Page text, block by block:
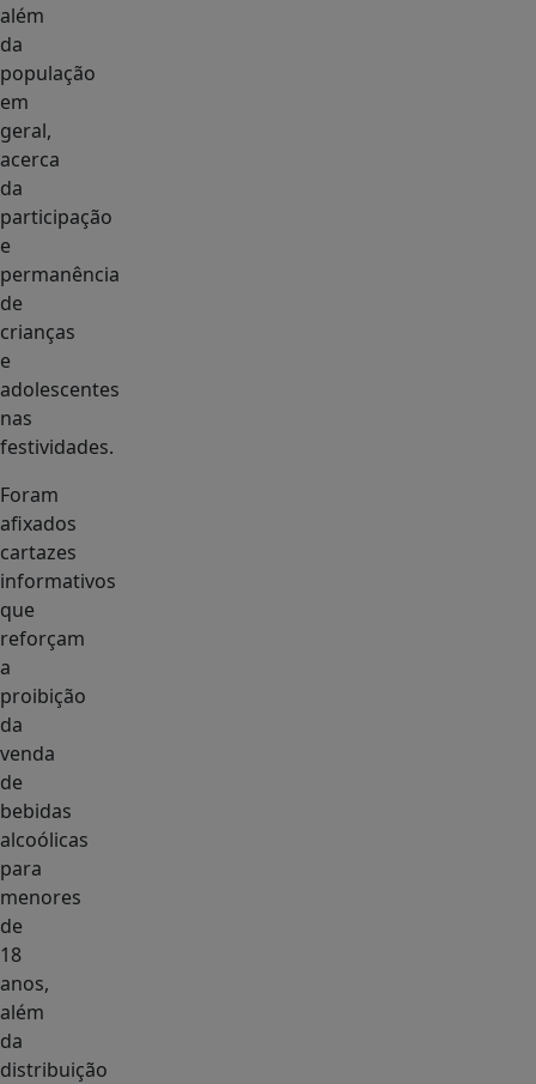
além
da
população
em
geral,
acerca
da
participação
e
permanência
de
crianças
e
adolescentes
nas
festividades.
Foram
afixados
cartazes
informativos
que
reforçam
a
proibição
da
venda
de
bebidas
alcoólicas
para
menores
de
18
anos,
além
da
distribuição